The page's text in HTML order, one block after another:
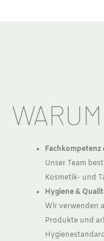
Fachkompetenz
Unser Team
Kosmetik- und
Hygiene &
Wir verwenden
Produkte und